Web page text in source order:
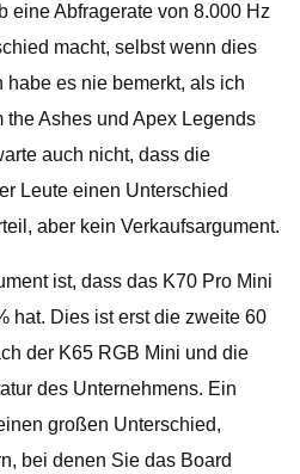
eine Abfragerate von 8.000 Hz
macht, selbst wenn dies
es nie bemerkt, als ich
the Ashes und Apex Legends
auch nicht, dass die
Leute einen Unterschied
aber kein Verkaufsargument.
ist, dass das K70 Pro Mini
hat. Dies ist erst die zweite 60
der K65 RGB Mini und die
des Unternehmens. Ein
großen Unterschied,
bei denen Sie das Board